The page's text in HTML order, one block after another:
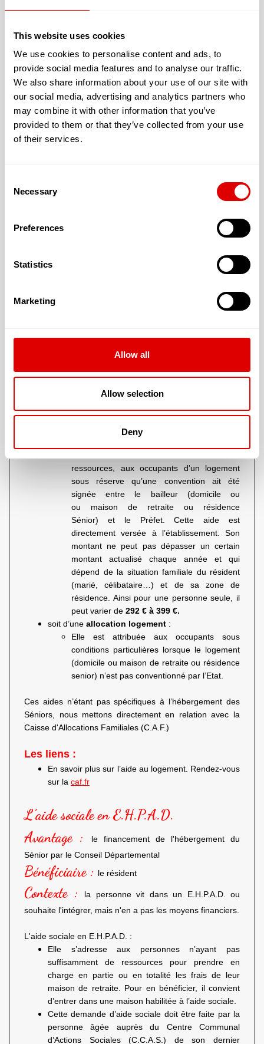
This website uses cookies
We use cookies to personalise content and ads, to
provide social media features and to analyse our traffic.
We also share information about your use of our site with
our social media, advertising and analytics partners who
may combine it with other information that you’ve
provided to them or that they’ve collected from your use
of their services.
Selection
Necessary
Preferences
Statistics
Marketing
Allow all
Allow selection
Deny
supérieurs à3 750.48 €/mois
coût de la dépendance à hauteur de20 %.
Si le besoin de soins (G.I.R.) est compris entre5et6, la
personne sera considérée comme autonome. Elle ne
bénéficiera pas de subvention liée à l’A.P.A.et devra
s’acquitter de la tarification correspondante.
La demande d’A.P.A. se fait par dépôt d’un dossier au
(C.C.A.S.). Il n’existe pas de dossier de demande d’A.P.A.
unique, chaque Département adoptant son propre
Les aides au logement
d'Allocations Familiales (C.A.F.) pour financer son
hébergement
La Caisse d’allocation Familiale peut, sous certaines
logement sous forme :
llocation Personnalisée Pour le
ressources, aux occupants d’un logement
sous réserve qu’une convention ait été
signée entre le bailleur (domicile ou
ou maison de retraite ou résidence
Sénior) et le Préfet. Cette aide est
directement versée à l’établissement. Son
montant ne peut pas dépasser un certain
montant actualisé chaque année et qui
dépend de la situation familiale du résident
(marié, célibataire…) et de sa zone de
résidence. Ainsi pour une personne seule, il
peut varier de 292 € à 399 €.
soit d’une allocation logement :
Elle est attribuée aux occupants sous
conditions particulières lorsque le logement
(domicile ou maison de retraite ou résidence
senior) n’est pas conventionné par l’Etat.
Ces aides n’étant pas spécifiques à l’hébergement des
Séniors, nous mettons directement en relation avec la
Caisse d'Allocations Familiales (C.A.F.)
Les liens :
En savoir plus sur l’aide au logement. Rendez-vous
sur la caf.fr
L’aide sociale en E.H.P.A.D.
Avantage :
le financement de l'hébergement du
Sénior par le Conseil Départemental
Bénéficiaire : le résident
Contexte :
la personne vit dans un E.H.P.A.D. ou
souhaite l'intégrer, mais n'en a pas les moyens financiers.
L'aide sociale en E.H.P.A.D. :
Elle s’adresse aux personnes n’ayant pas
suffisamment de ressources pour prendre en
charge en partie ou en totalité les frais de leur
maison de retraite. Pour en bénéficier, il convient
d’entrer dans une maison habilitée à l’aide sociale.
Cette demande d’aide sociale doit être faite par la
personne âgée auprès du Centre Communal
d’Actions Sociales (C.C.A.S.) de son dernier